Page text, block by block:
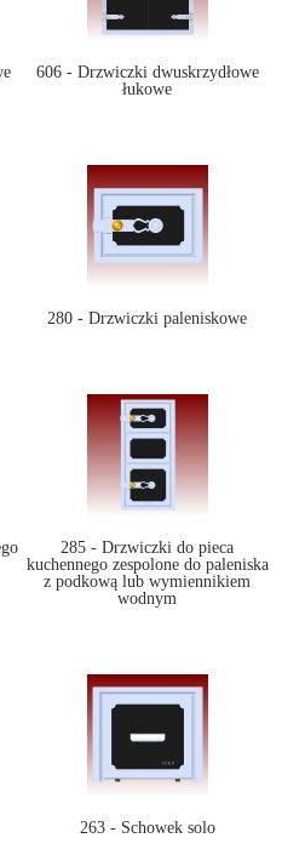
606 - Drzwiczki dwuskrzydłowe
łukowe
280 - Drzwiczki paleniskowe
285 - Drzwiczki do pieca
kuchennego zespolone do paleniska
z podkową lub wymiennikiem
wodnym
263 - Schowek solo